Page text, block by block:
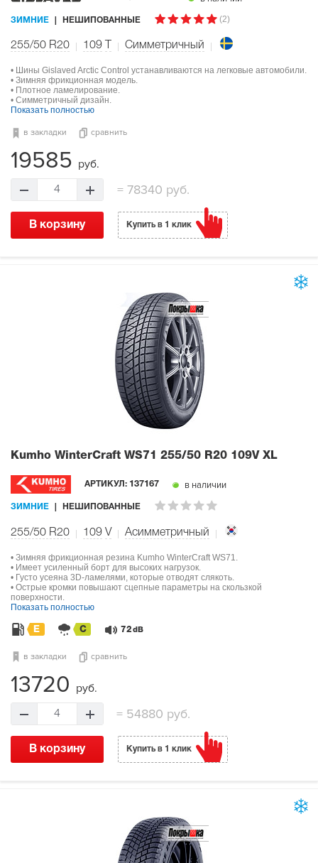
ЗИМНИЕ НЕШИПОВАННЫЕ (2)
255/50 R20 109 Симметричный
• Шины Gislaved Arctic Control устанавливаются на легковые автомобили.
• Зимняя фрикционная модель.
• Плотное ламелирование.
• Симметричный дизайн.
Показать полностью
в закладки сравнить
19585 руб.
4 =78340 руб.
В корзину Купить в 1 клик
Kumho WinterCraft WS71 255/50 R20 109V XL
АРТИКУЛ: 137167 в наличии
ЗИМНИЕ НЕШИПОВАННЫЕ
255/50 R20 109 V Асимметричный
• Зимняя фрикционная резина Kumho WinterCraft WS71.
• Имеет усиленный борт для высоких нагрузок.
• Густо усеяна 3D-ламелями, которые отводят слякоть.
• Острые кромки повышают сцепные параметры на скользкой
поверхности.
Показать полностью
E C 72 dB
в закладки сравнить
13720 руб.
4 =54880 руб.
В корзину Купить в 1 клик